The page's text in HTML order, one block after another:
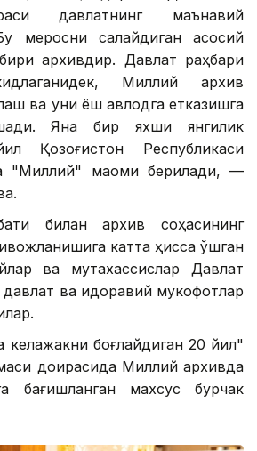
давлатнинг маънавий
меросни сақлайдиган асосий
архивдир. Давлат раҳбари
Миллий архив
ва уни ёш авлодга етказишга
Яна бир яхши янгилик
Қозоғистон Республикаси
"Миллий" мақоми берилади, —
билан архив соҳасининг
катта ҳисса қўшган
ва мутахассислар Давлат
ва идоравий мукофотлар
боғлайдиган 20 йил"
доирасида Миллий архивда
бағишланган махсус бурчак